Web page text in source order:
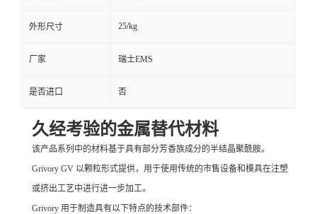
外形尺寸 25/kg
厂家 瑞士EMS
是否进口 否
久经考验的金属替代材料
该产品系列中的材料基于具有部分芳香族成分的半结晶聚酰胺。
Grivory GV 以颗粒形式提供，用于使用传统的市售设备和模具在注塑
或挤出工艺中进行进一步加工。
Grivory 用于制造具有以下特点的技术部件：